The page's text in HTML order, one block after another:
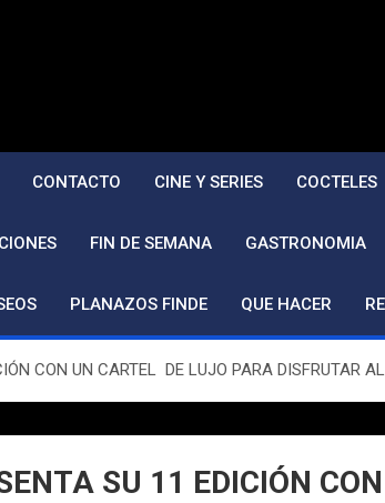
CONTACTO CINE Y SERIES COCTELES
FIN DE SEMANA GASTRONOMIA
PLANAZOS FINDE QUE HACER
CON UN CARTEL DE LUJO PARA DISFRUTAR
SU 11 EDICIÓN